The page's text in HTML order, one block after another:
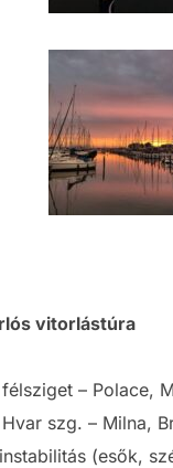
vitorlástúra
– Polace,
szg. – Milna,
(esők,